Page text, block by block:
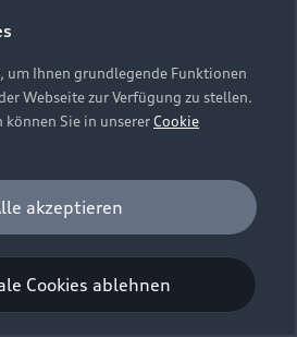
um Ihnen grundlegende Funktionen
Webseite zur Verfügung zu stellen.
Sie in unsererCookie
Informationen
genutzt wird (z. B.
Diese Cookies
der Webseite verwendet.
Cookies ablehnen
akzeptieren
EU Data Act
bei allen Abbildungen auf dieser